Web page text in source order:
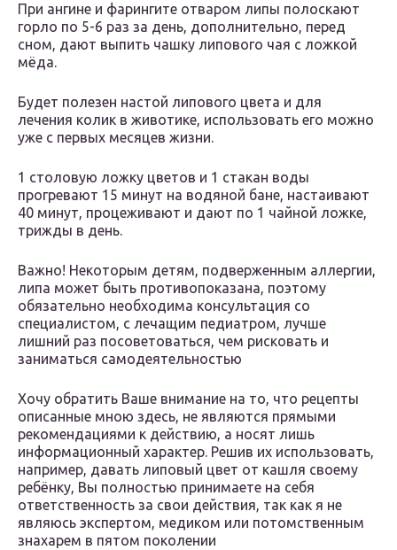
При ангине и фарингите отваром липы полоскают
горло по 5-6 раз за день, дополнительно, перед
сном, дают выпить чашку липового чая с ложкой
мёда.
Будет полезен настой липового цвета и для
лечения колик в животике, использовать его можно
уже с первых месяцев жизни.
1 столовую ложку цветов и 1 стакан воды
прогревают 15 минут на водяной бане, настаивают
40 минут, процеживают и дают по 1 чайной ложке,
трижды в день.
Важно! Некоторым детям, подверженным аллергии,
липа может быть противопоказана, поэтому
обязательно необходима консультация со
специалистом, с лечащим педиатром, лучше
лишний раз посоветоваться, чем рисковать и
заниматься самодеятельностью
Хочу обратить Ваше внимание на то, что рецепты
описанные мною здесь, не являются прямыми
рекомендациями к действию, а носят лишь
информационный характер. Решив их использовать,
например, давать липовый цвет от кашля своему
ребёнку, Вы полностью принимаете на себя
ответственность за свои действия, так как я не
являюсь экспертом, медиком или потомственным
знахарем в пятом поколении